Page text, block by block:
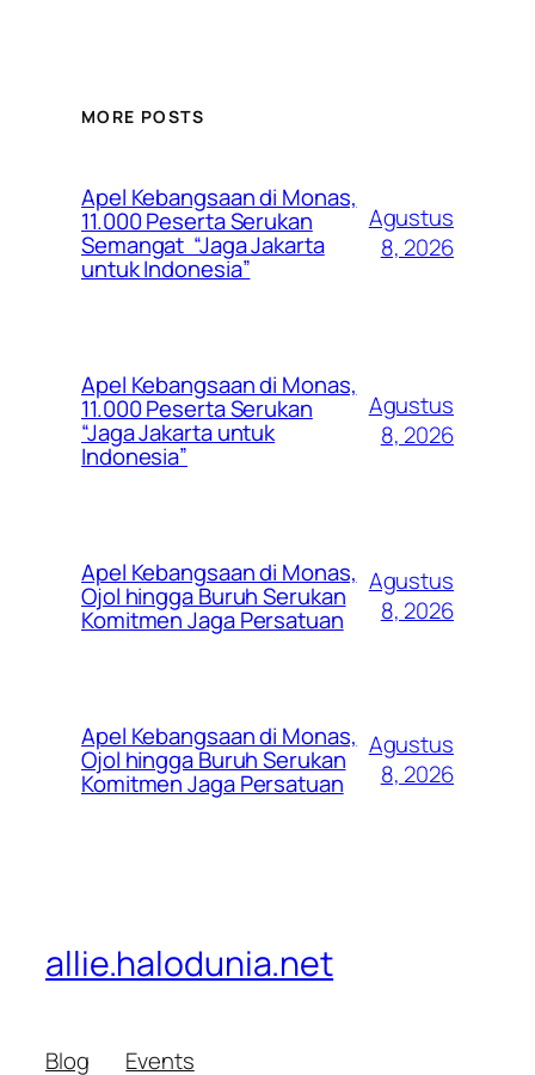
MORE POSTS
Apel Kebangsaan di Monas,
11.000 Peserta Serukan
Semangat “Jaga Jakarta
untuk Indonesia”
Agustus
8, 2026
Apel Kebangsaan di Monas,
11.000 Peserta Serukan
“Jaga Jakarta untuk
Indonesia”
Agustus
8, 2026
Apel Kebangsaan di Monas,
Ojol hingga Buruh Serukan
Komitmen Jaga Persatuan
Agustus
8, 2026
Apel Kebangsaan di Monas,
Ojol hingga Buruh Serukan
Komitmen Jaga Persatuan
Agustus
8, 2026
allie.halodunia.net
Blog Events